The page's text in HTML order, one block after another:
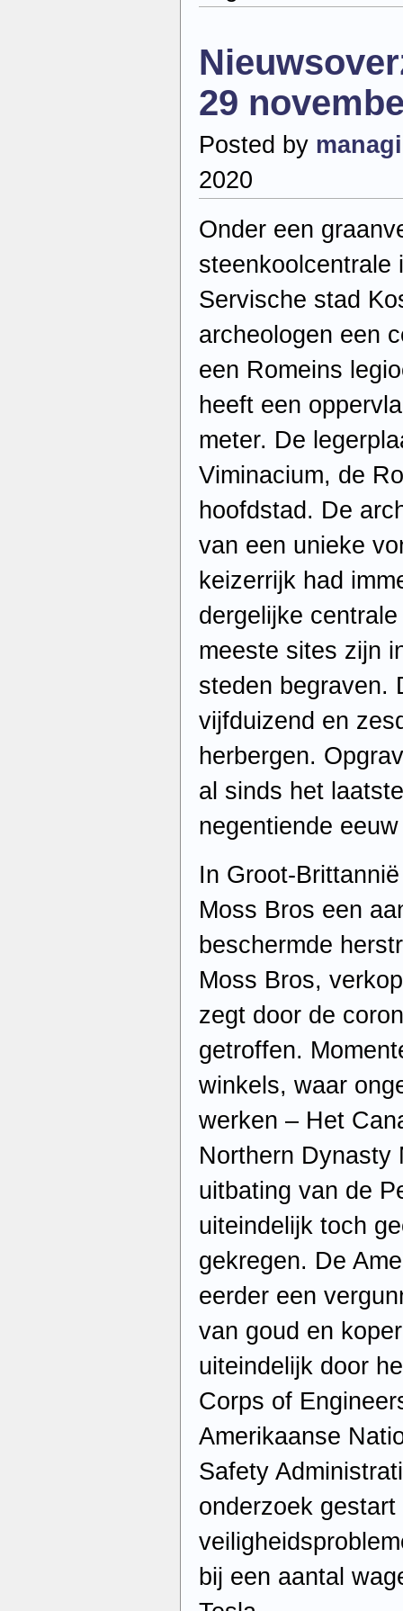
–
2020
29
Posted by
2020
Onder een
steenkoolcentrale
Servische stad
archeologen een
een Romeins
heeft een
meter. De
Viminacium, de
hoofdstad. De
van een unieke
keizerrijk had
dergelijke
meeste sites zijn
steden begraven.
vijfduizend en
herbergen.
al sinds het
negentiende
In Groot-
Moss Bros een
beschermde
Moss Bros,
zegt door de
getroffen.
winkels, waar
werken – Het
Northern Dynasty
uitbating van de
uiteindelijk toch
gekregen. De
eerder een
van goud en
uiteindelijk door
Corps of
Amerikaanse
Safety
onderzoek
bij een aantal